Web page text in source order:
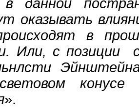
в данной
оказывать
в
Или, с позиции
».